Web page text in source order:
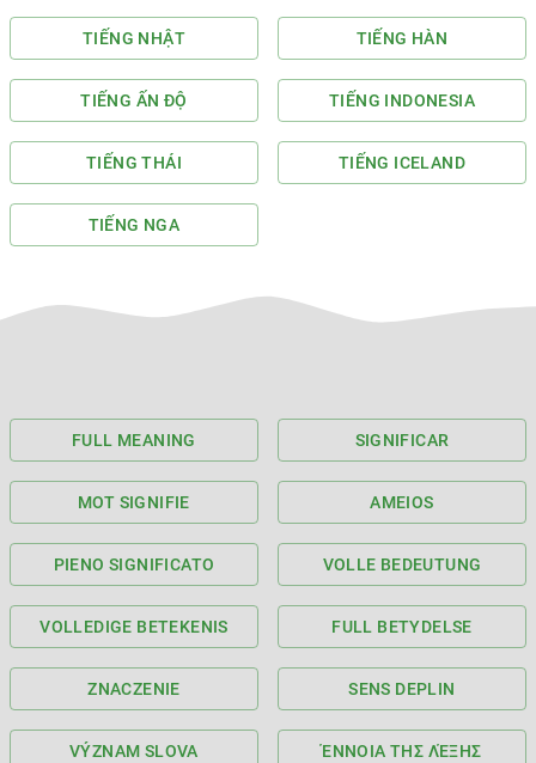
TIẾNG NHẬT TIẾNG HÀN
TIẾNG ẤN ĐỘ TIẾNG INDONESIA
TIẾNG THÁI TIẾNG ICELAND
TIẾNG NGA
FULL MEANING SIGNIFICAR
MOT SIGNIFIE AMEIOS
PIENO SIGNIFICATO VOLLE BEDEUTUNG
VOLLEDIGE BETEKENIS FULL BETYDELSE
ZNACZENIE SENS DEPLIN
VÝZNAM SLOVA ΈΝΝΟΙΑ ΤΗΣ ΛΈΞΗΣ